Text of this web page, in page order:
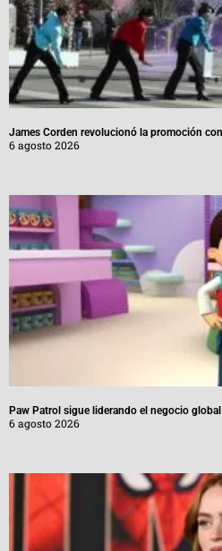
James Corden revolucionó la promoción
6 agosto 2026
Paw Patrol sigue liderando el negocio
6 agosto 2026